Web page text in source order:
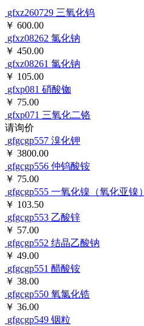
gfxz260729 三氧化钨
￥ 600.00
gfxz08262 氯化钠
￥ 450.00
gfxz08261 氯化钠
￥ 105.00
gfxp081 硝酸铷
￥ 75.00
gfxp071 三氧化二铬
请询价
gfgcgp557 溴化钾
￥ 3800.00
gfgcgp556 仲钨酸铵
￥ 75.00
gfgcgp555 一氧化镍（氧化亚镍）
￥ 103.50
gfgcgp553 乙酸锌
￥ 57.00
gfgcgp552 结晶乙酸钠
￥ 49.00
gfgcgp551 醋酸铵
￥ 38.00
gfgcgp550 氧氯化锆
￥ 36.00
gfgcgp549 铟粒